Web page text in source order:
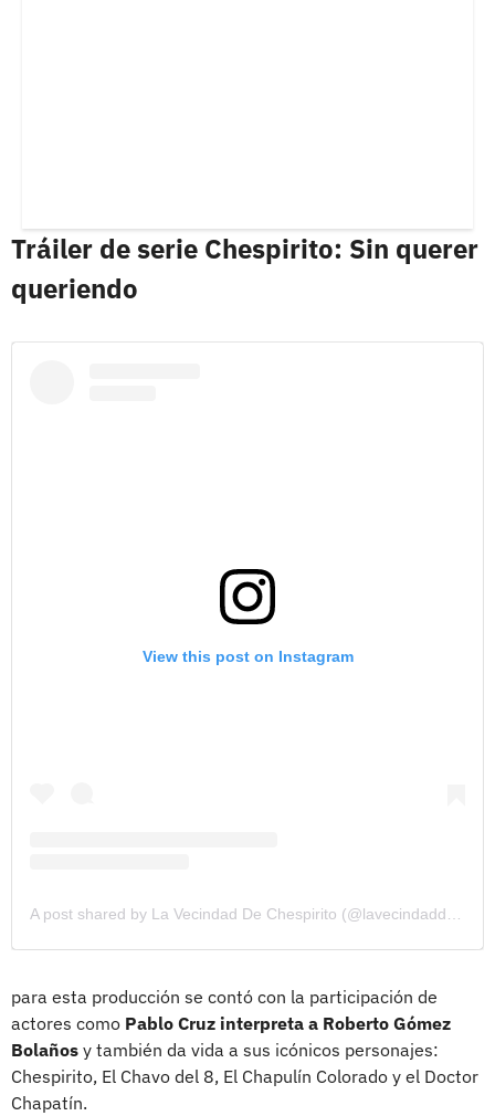
Tráiler de serie Chespirito: Sin querer
queriendo
View this post on Instagram
A post shared by La Vecindad De Chespirito (@lavecindaddechespirito)
para esta producción se contó con la participación de
actores como Pablo Cruz interpreta a Roberto Gómez
Bolaños y también da vida a sus icónicos personajes:
Chespirito, El Chavo del 8, El Chapulín Colorado y el Doctor
Chapatín.